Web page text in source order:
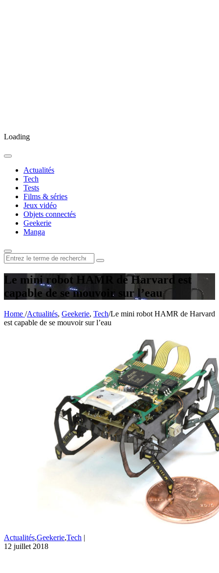
Loading
Actualités
Tech
Tests
Films & séries
Jeux vidéo
Objets connectés
Geekerie
Manga
Rechercher
:
Le mini robot HAMR de Harvard est
capable de se mouvoir sur l’eau
Home /Actualités, Geekerie, Tech/Le mini robot HAMR de Harvard
est capable de se mouvoir sur l’eau
Actualités,Geekerie,Tech |
12 juillet 2018